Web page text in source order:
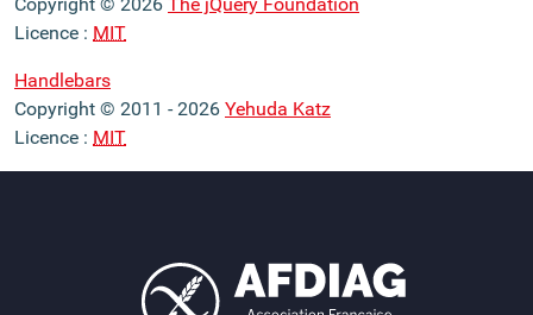
Licence : MIT
Handlebars
Copyright © 2011 - 2026 Yehuda Katz
Licence : MIT